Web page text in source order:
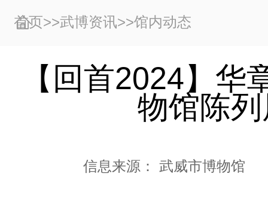
首页>>武博资讯>>馆内动态
【回首2024】
物馆陈
信息来源：武威市博物馆